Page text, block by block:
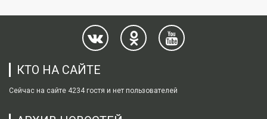
КТО НА САЙТЕ
Сейчас на сайте 4234 гостя и нет пользователей